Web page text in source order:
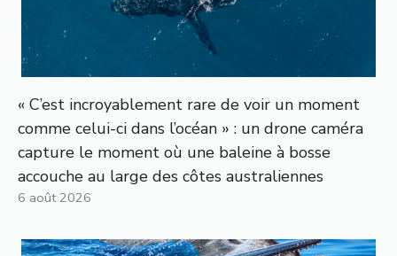
« C’est incroyablement rare de voir un moment
comme celui-ci dans l’océan » : un drone caméra
capture le moment où une baleine à bosse
accouche au large des côtes australiennes
6 août 2026